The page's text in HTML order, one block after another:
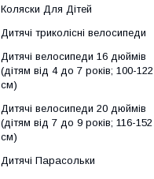
Коляски Для Дітей
Дитячі триколісні велосипеди
Дитячі велосипеди 16 дюймів
(дітям від 4 до 7 років; 100-122
см)
Дитячі велосипеди 20 дюймів
(дітям від 7 до 9 років; 116-152
см)
Дитячі Парасольки